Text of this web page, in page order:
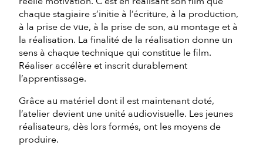
chaque stagiaire s’initie à l’écriture, à la production,
à la prise de vue, à la prise de son, au montage et à
la réalisation. La finalité de la réalisation donne un
sens à chaque technique qui constitue le film.
Réaliser accélère et inscrit durablement
l’apprentissage.
Grâce au matériel dont il est maintenant doté,
l’atelier devient une unité audiovisuelle. Les jeunes
réalisateurs, dès lors formés, ont les moyens de
produire.